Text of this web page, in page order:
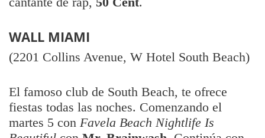
WALL MIAMI
(2201 Collins Avenue, W Hotel South Beach)
El famoso club de South Beach, te ofrece
fiestas todas las noches. Comenzando el
martes 5 con Favela Beach Nightlife Is